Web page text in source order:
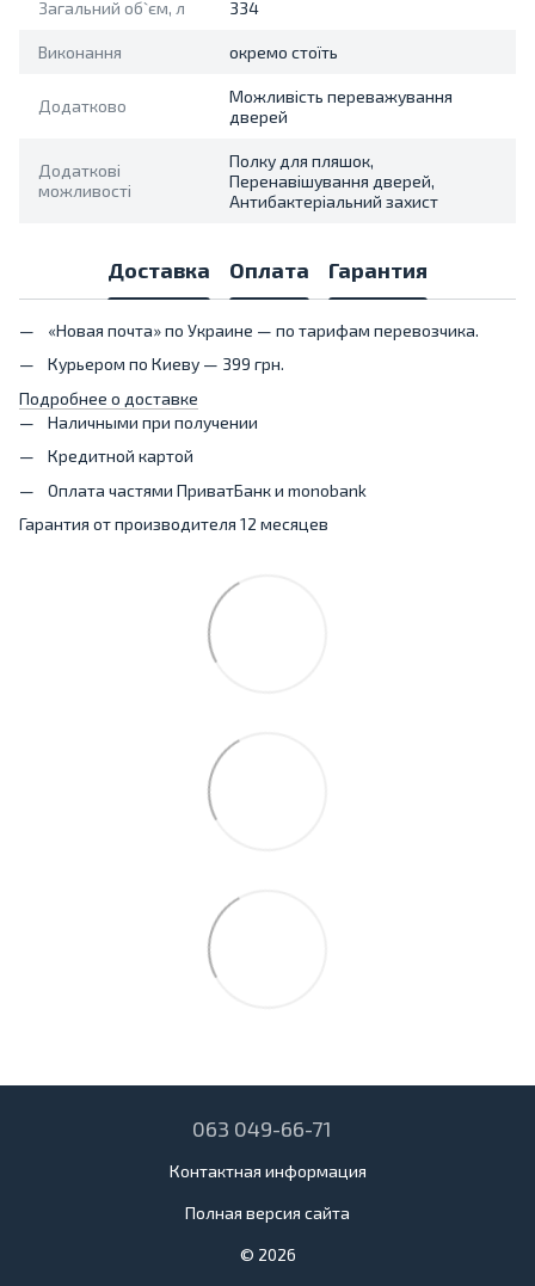
Загальний об`єм, л 334
Виконання окремо стоїть
Додатково
Можливість переважування
дверей
Додаткові
можливості
Полку для пляшок,
Перенавішування дверей,
Антибактеріальний захист
Доставка Оплата Гарантия
«Новая почта» по Украине — по тарифам перевозчика.
Курьером по Киеву — 399 грн.
Подробнее о доставке
Наличными при получении
Кредитной картой
Оплата частями ПриватБанк и monobank
Гарантия от производителя 12 месяцев
063 049-66-71
Контактная информация
Полная версия сайта
© 2026